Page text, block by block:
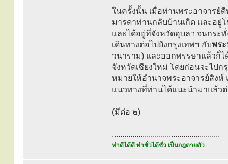
ในครั้งนั้น เมื่อท่านพระอาจารย์
มารดาท่านกลับบ้านเกิด และอยู่
และได้อยู่ที่จังหวัดอุบลฯ จนกระ
เดินทางต่อไปยังกรุงเทพฯ กับพร
วนาราม) และออกพรรษาแล้วก็ไ
จังหวัดเชียงใหม่ โดยก่อนจะไป
หมายให้อำนาจพระอาจารย์สิง
แนวทางที่ท่านได้แนะนำมาแล้ว
(มีต่อ ๒)
.....................................................
ทำดีได้ดี ทำชั่วได้ชั่ว เป็นกฎตายตัว